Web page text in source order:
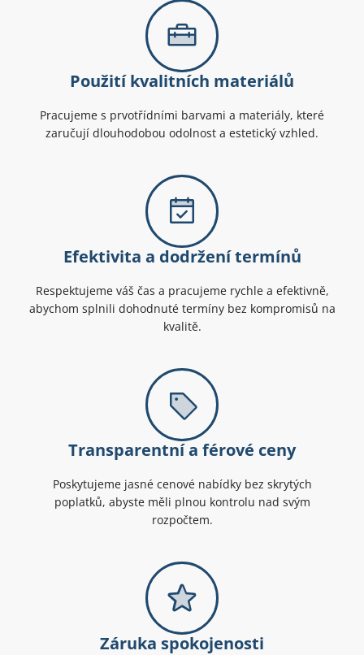
Použití kvalitních materiálů
Pracujeme s prvotřídními barvami a materiály, které
zaručují dlouhodobou odolnost a estetický vzhled.
Efektivita a dodržení termínů
Respektujeme váš čas a pracujeme rychle a efektivně,
abychom splnili dohodnuté termíny bez kompromisů na
kvalitě.
Transparentní a férové ceny
Poskytujeme jasné cenové nabídky bez skrytých
poplatků, abyste měli plnou kontrolu nad svým
rozpočtem.
Záruka spokojenosti